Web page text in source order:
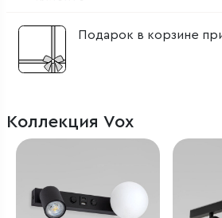
Подарок в корзине
Коллекция Vox